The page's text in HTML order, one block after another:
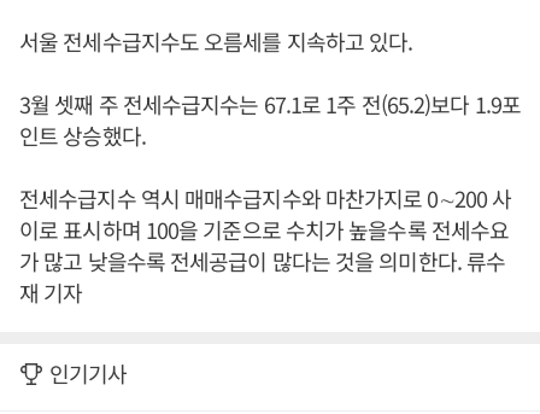
서울 전세수급지수도 오름세를 지속하고 있다.
3월 셋째 주 전세수급지수는 67.1로 1주 전(65.2)보다 1.9포
인트 상승했다.
전세수급지수 역시 매매수급지수와 마찬가지로 0∼200 사
이로 표시하며 100을 기준으로 수치가 높을수록 전세수요
가 많고 낮을수록 전세공급이 많다는 것을 의미한다. 류수
재 기자
인기기사